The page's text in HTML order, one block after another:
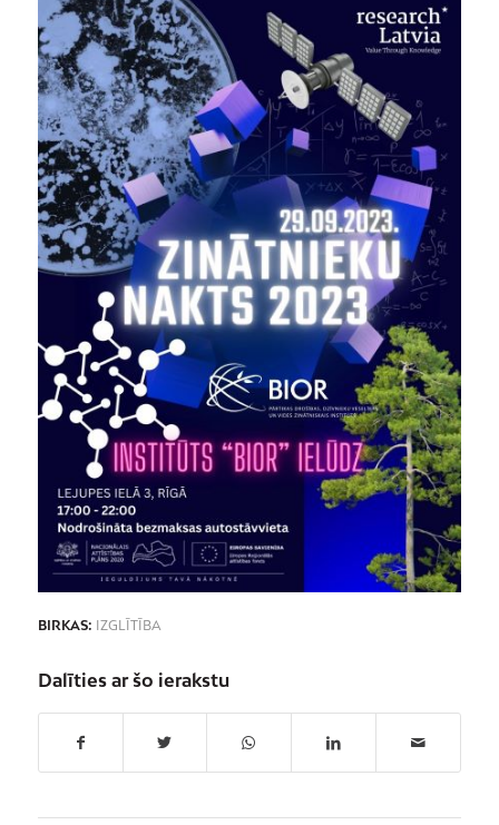
BIRKAS: IZGLĪTĪBA
Dalīties ar šo ierakstu